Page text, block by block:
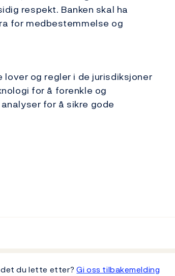
respekt. Banken skal ha
for medbestemmelse og
og regler i de jurisdiksjoner
for å forenkle og
for å sikre gode
det du lette etter?Gi oss tilbakemelding